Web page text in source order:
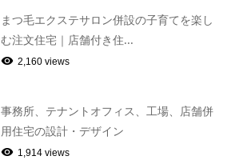
まつ毛エクステサロン併設の子育てを楽し
む注文住宅｜店舗付き住...
2,160 views
事務所、テナントオフィス、工場、店舗併
用住宅の設計・デザイン
1,914 views